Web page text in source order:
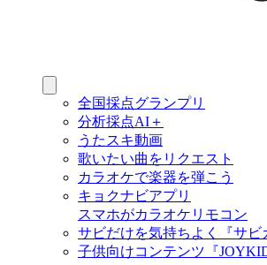
全国採点グランプリ
分析採点AI＋
うたスキ動画
歌いたい曲をリクエスト
カラオケで楽器を弾こう
キョクナビアプリ
スマホがカラオケリモコン
サビだけを気持ちよく『サビ
子供向けコンテンツ『